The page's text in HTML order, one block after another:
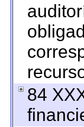
84